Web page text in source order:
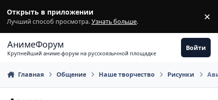
Открыть в приложении
Лучший способ просмотра.Узнать больше. ×
АнимеФорум
Крупнейший аниме-форум на русскоязычной площадке
Войти
Главная Общение Наше творчество Рисунки